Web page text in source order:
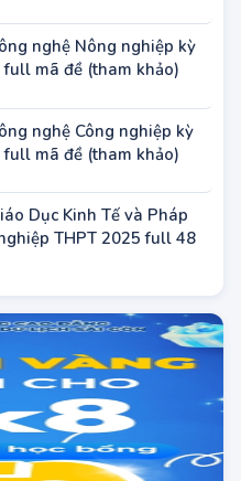
khảo)
full mã đề (tham khảo)
full mã đề (tham khảo)
Dục Kinh Tế và Pháp